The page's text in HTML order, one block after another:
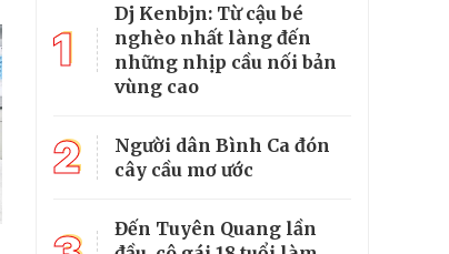
1
Dj Kenbjn: Từ cậu bé
nghèo nhất làng đến
những nhịp cầu nối bản
vùng cao
2
Người dân Bình Ca đón
cây cầu mơ ước
Đến Tuyên Quang lần